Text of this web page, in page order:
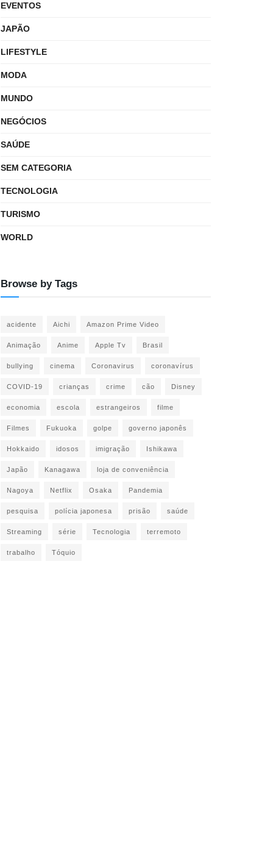
EVENTOS
JAPÃO
LIFESTYLE
MODA
MUNDO
NEGÓCIOS
SAÚDE
SEM CATEGORIA
TECNOLOGIA
TURISMO
WORLD
Browse by Tags
acidente Aichi Amazon Prime Video
Animação Anime Apple Tv Brasil
bullying cinema Coronavirus coronavírus
COVID-19 crianças crime cão Disney
economia escola estrangeiros filme
Filmes Fukuoka golpe governo japonês
Hokkaido idosos imigração Ishikawa
Japão Kanagawa loja de conveniência
Nagoya Netflix Osaka Pandemia
pesquisa polícia japonesa prisão saúde
Streaming série Tecnologia terremoto
trabalho Tóquio